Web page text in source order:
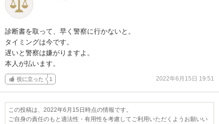
診断書を取って、早く警察に行かないと。
タイミングは今です。
遅いと警察は嫌がりますよ。
本人が払います。
役に立った 1 2022年6月15日 19:51
この投稿は、2022年6月15日時点の情報です。
ご自身の責任のもと適法性・有用性を考慮してご利用いただくようお願いい